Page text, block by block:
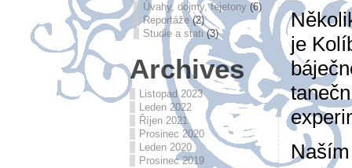
Úvahy, dojmy, fejetony (6)
Reportáže(2)
Studie a stati(3)
Archives
Listopad 2023
Leden 2022
Říjen 2021
Prosinec 2020
Leden 2020
Prosinec 2019
je